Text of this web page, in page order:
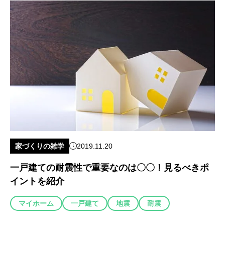
家づくりの雑学 2019.11.20
一戸建ての耐震性で重要なのは〇〇！見るべきポ
イントを紹介
マイホーム 一戸建て 地震 耐震